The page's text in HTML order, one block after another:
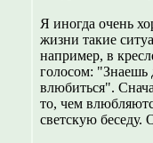
Я иногда очень
жизни такие
например, в
голосом: "Знаешь
влюбиться".
то, чем
светскую